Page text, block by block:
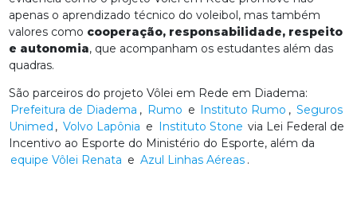
apenas o aprendizado técnico do voleibol, mas também
valores como cooperação, responsabilidade, respeito
e autonomia, que acompanham os estudantes além das
quadras.
São parceiros do projeto Vôlei em Rede em Diadema:
Prefeitura de Diadema , Rumo e Instituto Rumo , Seguros
Unimed , Volvo Lapônia e Instituto Stone via Lei Federal de
Incentivo ao Esporte do Ministério do Esporte, além da
equipe Vôlei Renata e Azul Linhas Aéreas .